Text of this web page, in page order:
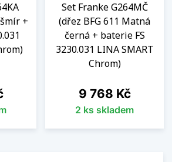
+
Set Franke G264MČ
(dřez BFG 611 Matná
černá + baterie FS
3230.031 LINA SMART
Chrom)
Cena
9 768 Kč
2 ks skladem